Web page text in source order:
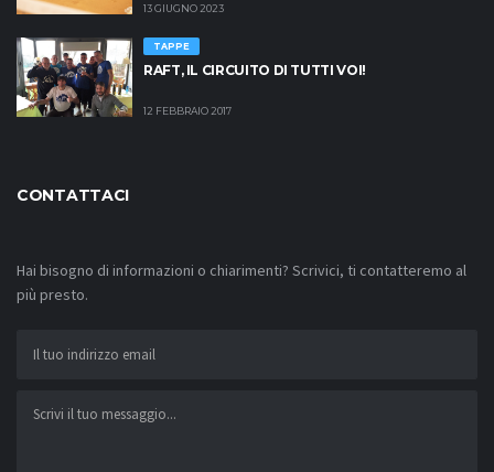
13 GIUGNO 2023
TAPPE
RAFT, IL CIRCUITO DI TUTTI VOI!
12 FEBBRAIO 2017
CONTATTACI
Hai bisogno di informazioni o chiarimenti? Scrivici, ti contatteremo al
più presto.